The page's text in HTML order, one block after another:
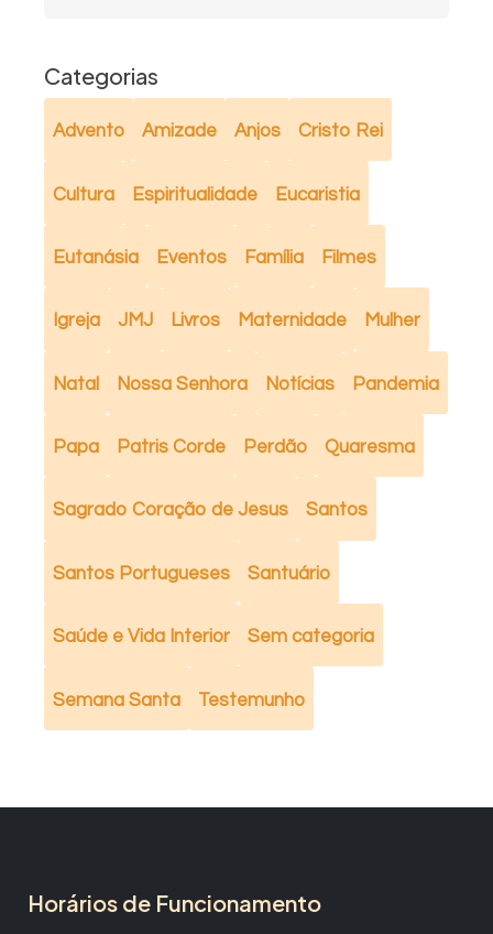
Categorias
Advento Amizade Anjos Cristo Rei
Cultura Espiritualidade Eucaristia
Eutanásia Eventos Família Filmes
Igreja JMJ Livros Maternidade Mulher
Natal Nossa Senhora Notícias Pandemia
Papa Patris Corde Perdão Quaresma
Sagrado Coração de Jesus Santos
Santos Portugueses Santuário
Saúde e Vida Interior Sem categoria
Semana Santa Testemunho
Horários de Funcionamento